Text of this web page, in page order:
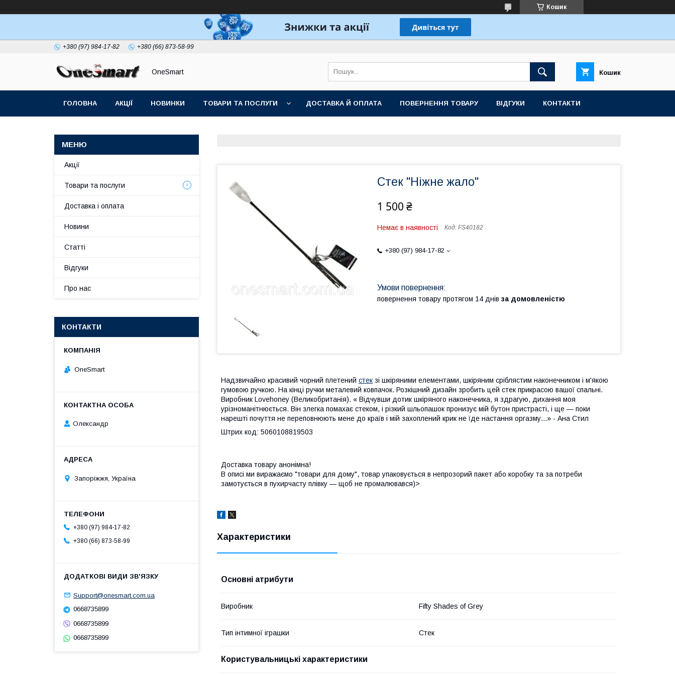
Кошик
+380 (97) 984-17-82 +380 (66) 873-58-99
OneSmart Кошик
ГОЛОВНА АКЦІЇ НОВИНКИ ТОВАРИ ТА ПОСЛУГИ ДОСТАВКА Й ОПЛАТА ПОВЕРНЕННЯ ТОВАРУ ВІДГУКИ КОНТАКТИ
Стек "Ніжне жало"
1 500 ₴
Немає в наявності Код: FS40182
+380 (97) 984-17-82
повернення товару протягом 14 днів за домовленістю
Надзвичайно красивий чорний плетений стек зі шкіряними елементами, шкіряним сріблястим наконечником і м'якою
гумовою ручкою. На кінці ручки металевий ковпачок. Розкішний дизайн зробить цей стек прикрасою вашої спальні.
Виробник Lovehoney (Великобританія). « Відчувши дотик шкіряного наконечника, я здрагую, дихання моя
урізноманітнюється. Він злегка помахає стеком, і різкий шльопашок пронизує мій бутон пристрасті, і ще — поки
нарешті почуття не переповнюють мене до країв і мій захоплений крик не їде настання оргазму...» - Ана Стил
Штрих код: 5060108819503
Доставка товару анонімна!
В описі ми виражаємо "товари для дому", товар упаковується в непрозорий пакет або коробку та за потреби
замотується в пухирчасту плівку — щоб не промалювався)>
Характеристики
Основні атрибути
Виробник Fifty Shades of Grey
Тип інтимної іграшки Стек
Користувальницькі характеристики
Акції
Товари та послуги
Доставка і оплата
Новини
Статті
Відгуки
Про нас
КОНТАКТИ
OneSmart
Олександр
Запоріжжя, Україна
+380 (97) 984-17-82
+380 (66) 873-58-99
Support@onesmart.com.ua
0668735899
0668735899
0668735899